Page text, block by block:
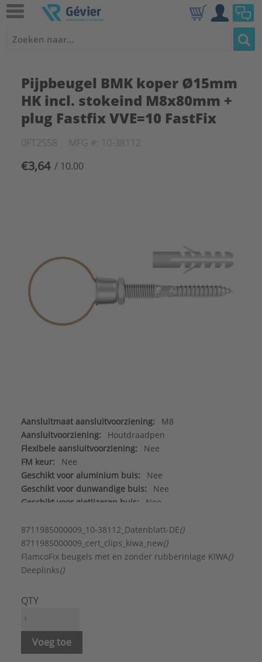
Pijpbeugel BMK koper Ø15mm
HK incl. stokeind M8x80mm +
plug Fastfix VVE=10 FastFix
0FT2558 MFG #: 10-38112
€3,64 / 10.00
Aansluitmaat aansluitvoorziening:
M8
Aansluitvoorziening:
Houtdraadpen
Flexibele aansluitvoorziening:
Nee
FM keur:
Nee
Geschikt voor aluminium buis:
Nee
Geschikt voor dunwandige buis:
Nee
Geschikt voor gietijzeren buis:
Nee
Geschikt voor kunststof buis: Nee
Geschikt voor roestvaststalen buis:
Nee
Geschikt voor spiraalbuis:
Nee
Geschikt voor stalen buis:
LPCB keur:
Materiaal:
Mediumtemperatuur (continu):
Merk:
FastFix
Oppervlaktebescherming:
8711985000009_10-38112_Datenblatt-DE()
8711985000009_cert_clips_kiwa_new()
FlamcoFix beugels met en zonder rubberinlage KIWA()
Deeplinks()
QTY
Voeg toe